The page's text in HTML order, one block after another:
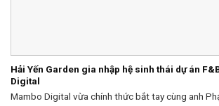
Hải Yến Garden gia nhập hệ sinh thái dự án
Digital
Mambo Digital vừa chính thức bắt tay cùng anh